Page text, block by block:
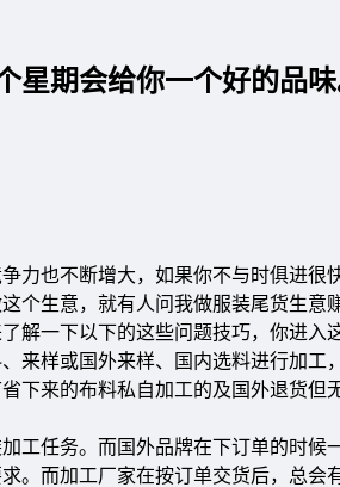
期会给你一个好的品味
力也不断增大，如果你不与时俱进
个生意，就有人问我做服装尾货生
解一下以下的这些问题技巧，你进入
来样或国外来样、国内选料进行加
下来的布料私自加工的及国外退货但
工任务。而国外品牌在下订单的时候
。而加工厂家在按订单交货后，总会